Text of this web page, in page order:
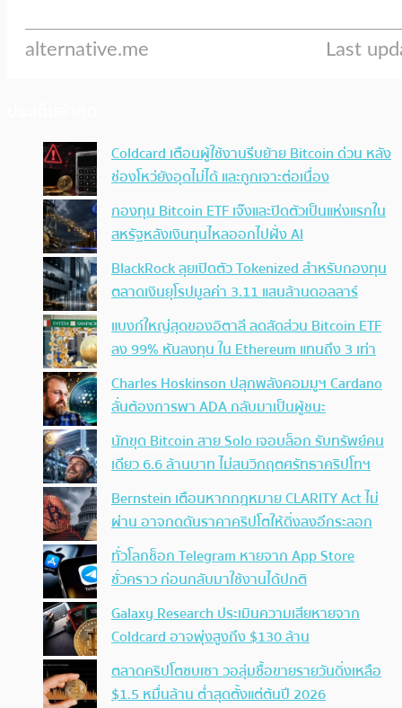
Coldcard เตือนผู้ใช้งานรีบย้าย Bitcoin ด่วน หลัง
ช่องโหว่ยังอุดไม่ได้ และถูกเจาะต่อเนื่อง
กองทุน Bitcoin ETF เจ๊งและปิดตัวเป็นแห่งแรกใน
สหรัฐหลังเงินทุนไหลออกไปฝั่ง AI
BlackRock ลุยเปิดตัว Tokenized สำหรับกองทุน
ตลาดเงินยุโรปมูลค่า 3.11 แสนล้านดอลลาร์
แบงก์ใหญ่สุดของอิตาลี ลดสัดส่วน Bitcoin ETF
ลง 99% หันลงทุน ใน Ethereum แทนถึง 3 เท่า
Charles Hoskinson ปลุกพลังคอมมูฯ Cardano
ลั่นต้องการพา ADA กลับมาเป็นผู้ชนะ
นักขุด Bitcoin สาย Solo เจอบล็อก รับทรัพย์คน
เดียว 6.6 ล้านบาท ไม่สนวิกฤตศรัทธาคริปโทฯ
Bernstein เตือนหากกฎหมาย CLARITY Act ไม่
ผ่าน อาจกดดันราคาคริปโตให้ดิ่งลงอีกระลอก
ทั่วโลกช็อก Telegram หายจาก App Store
ชั่วคราว ก่อนกลับมาใช้งานได้ปกติ
Galaxy Research ประเมินความเสียหายจาก
Coldcard อาจพุ่งสูงถึง $130 ล้าน
ตลาดคริปโตซบเซา วอลุ่มซื้อขายรายวันดิ่งเหลือ
$1.5 หมื่นล้าน ต่ำสุดตั้งแต่ต้นปี 2026